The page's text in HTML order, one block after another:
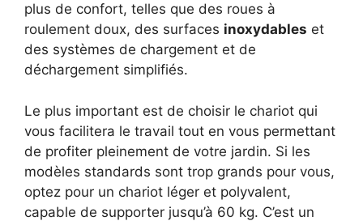
plus de confort, telles que des roues à
roulement doux, des surfaces inoxydables et
des systèmes de chargement et de
déchargement simplifiés.
Le plus important est de choisir le chariot qui
vous facilitera le travail tout en vous permettant
de profiter pleinement de votre jardin. Si les
modèles standards sont trop grands pour vous,
optez pour un chariot léger et polyvalent,
capable de supporter jusqu’à 60 kg. C’est un